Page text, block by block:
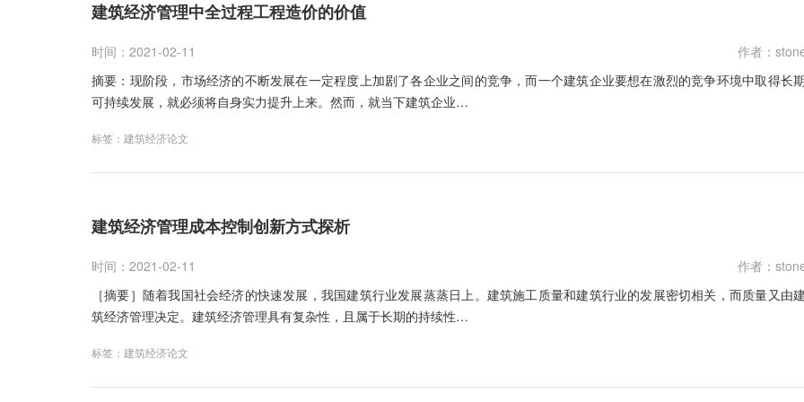
建筑经济管理中全过程工程造价的价值
时间：2021-02-11
作者：
摘要：现阶段，市场经济的不断发展在一定程度上加剧了各企业之间的竞争，而一个建筑企业要想在激烈的竞争环境中取得长期
可持续发展，就必须将自身实力提升上来。然而，就当下建筑企业…
标签： 建筑经济论文
建筑经济管理成本控制创新方式探析
时间：2021-02-11
作者：
［摘要］随着我国社会经济的快速发展，我国建筑行业发展蒸蒸日上。建筑施工质量和建筑行业的发展密切相关，而质量又由建
筑经济管理决定。建筑经济管理具有复杂性，且属于长期的持续性…
标签： 建筑经济论文